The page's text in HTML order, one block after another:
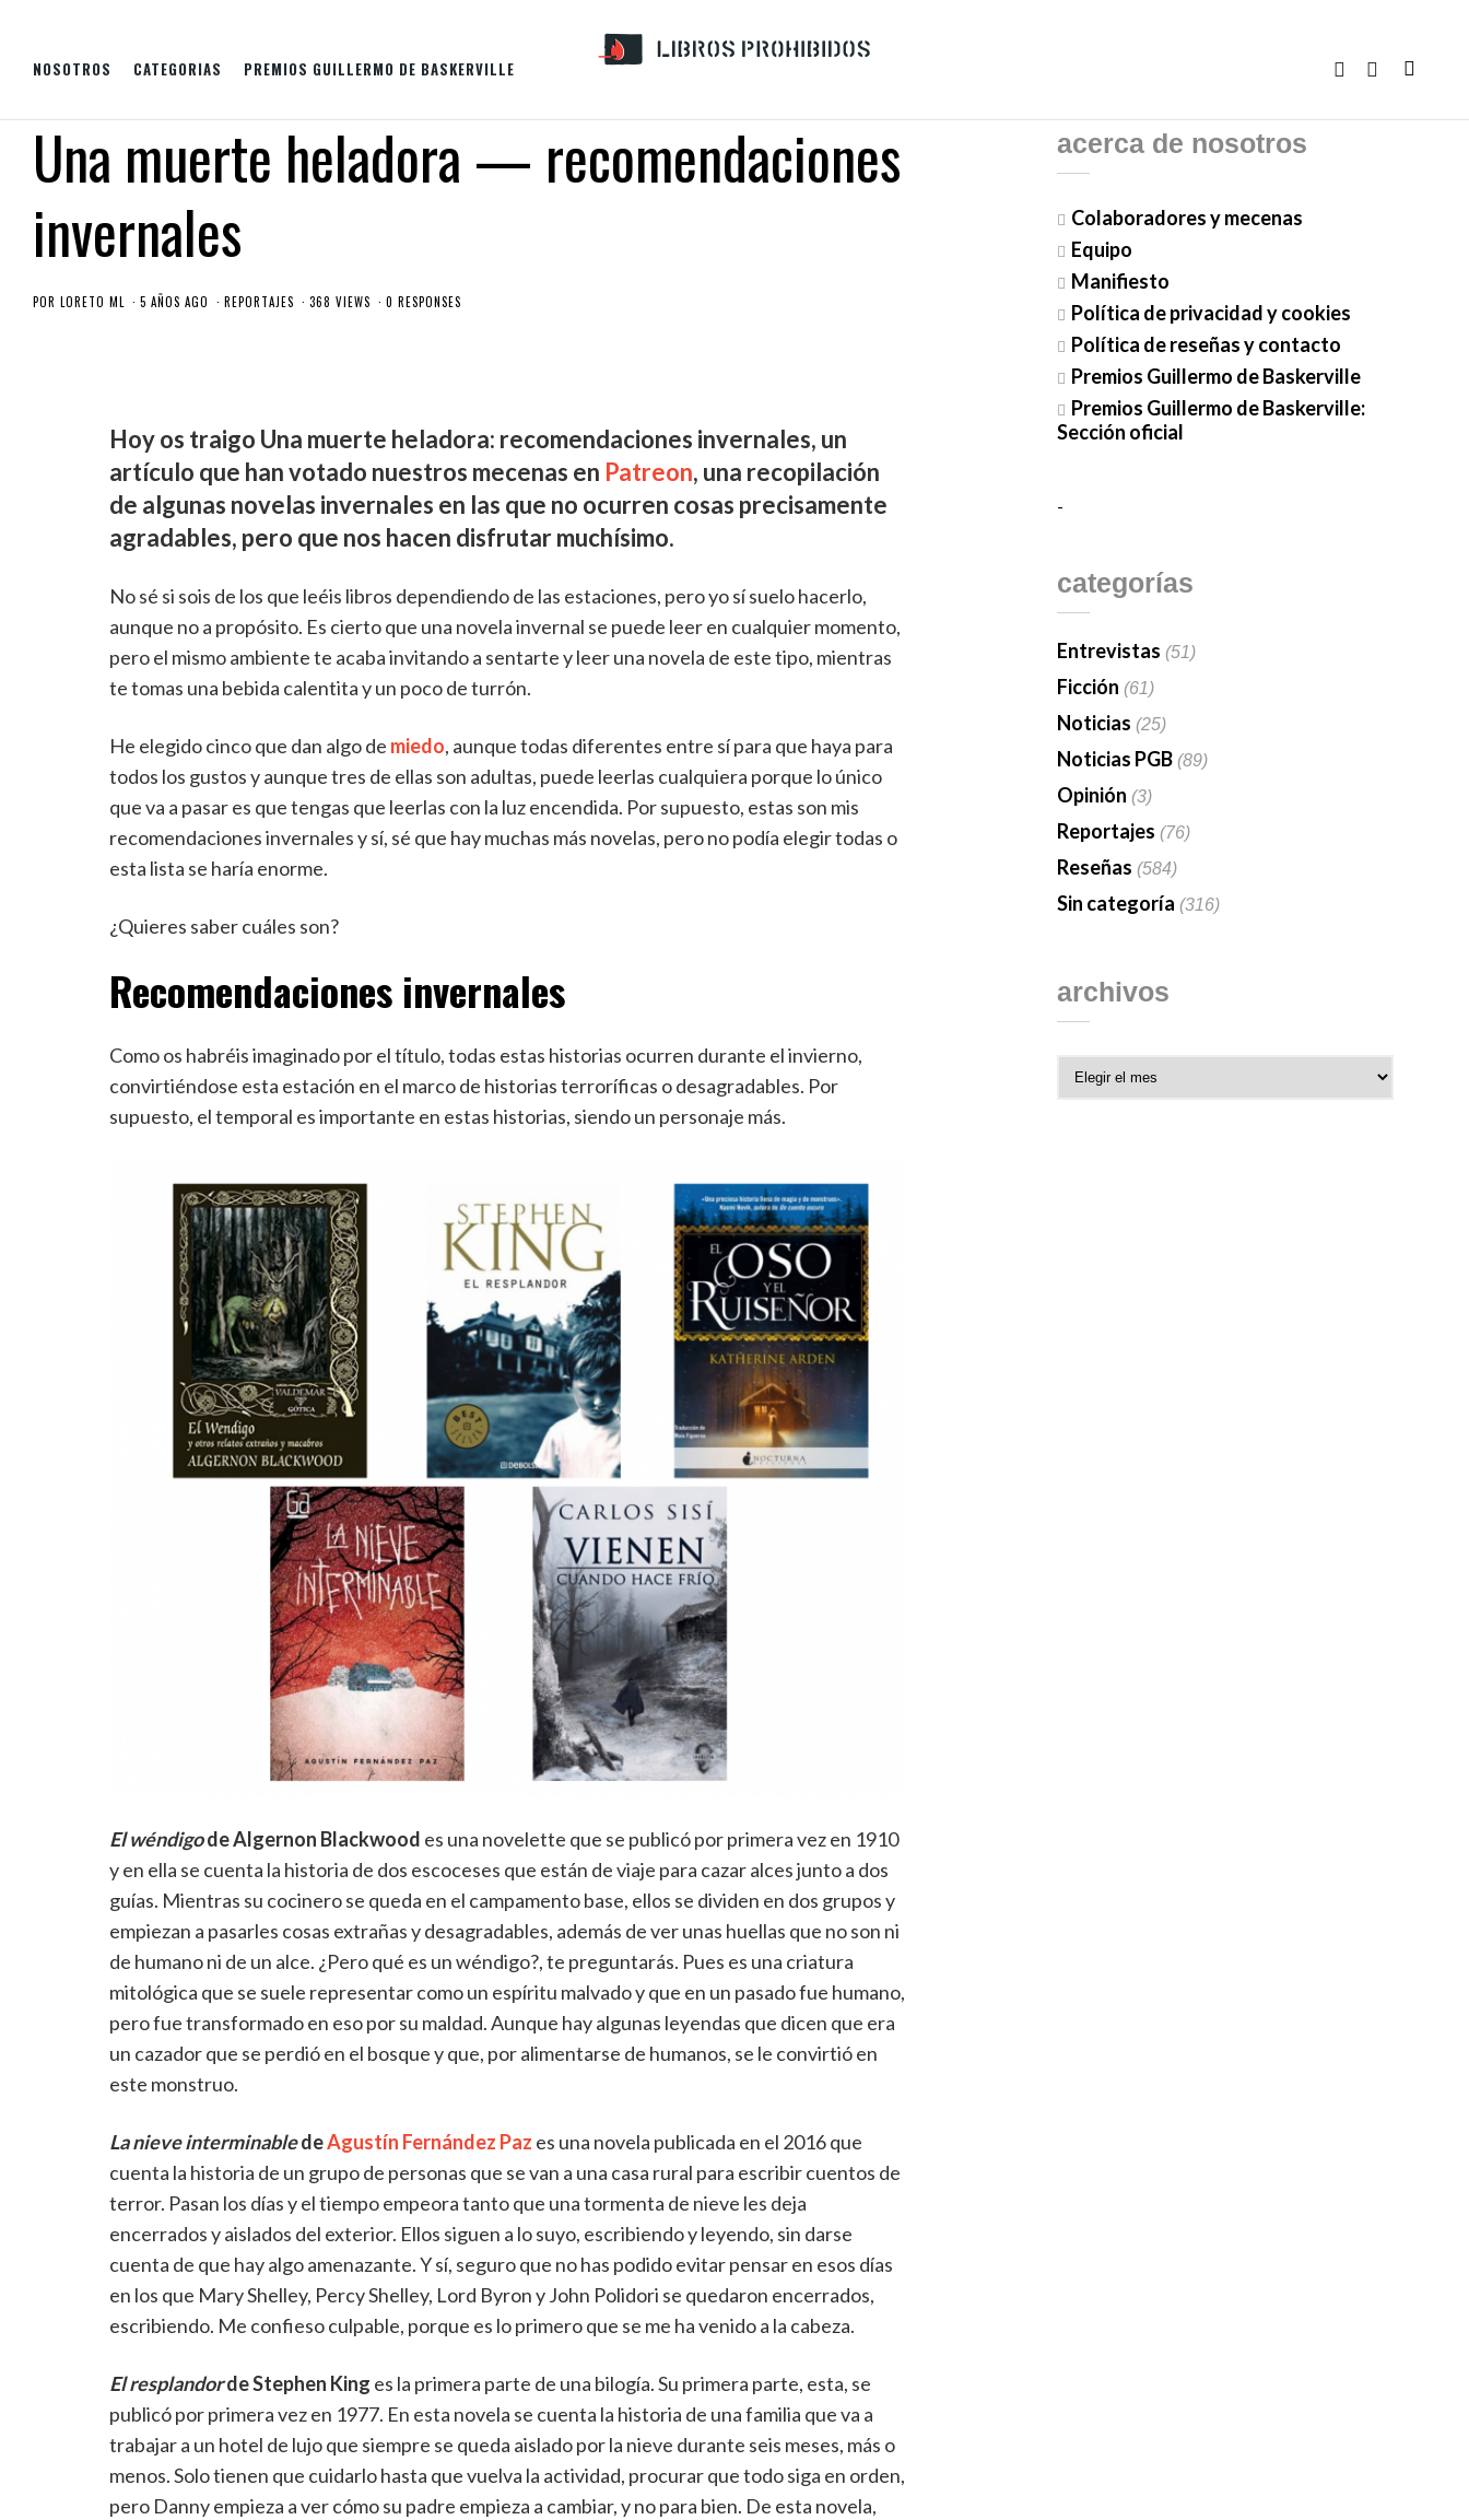
NOSOTROS CATEGORIAS PREMIOS GUILLERMO DE BASKERVILLE
Una muerte heladora — recomendaciones
invernales
POR LORETO ML 5 AÑOS AGO REPORTAJES 368 VIEWS 0 RESPONSES
Hoy os traigo Una muerte heladora: recomendaciones invernales, un
artículo que han votado nuestros mecenas en Patreon, una recopilación
de algunas novelas invernales en las que no ocurren cosas precisamente
agradables, pero que nos hacen disfrutar muchísimo.
No sé si sois de los que leéis libros dependiendo de las estaciones, pero yo sí suelo hacerlo,
aunque no a propósito. Es cierto que una novela invernal se puede leer en cualquier momento,
pero el mismo ambiente te acaba invitando a sentarte y leer una novela de este tipo, mientras
te tomas una bebida calentita y un poco de turrón.
He elegido cinco que dan algo de miedo, aunque todas diferentes entre sí para que haya para
todos los gustos y aunque tres de ellas son adultas, puede leerlas cualquiera porque lo único
que va a pasar es que tengas que leerlas con la luz encendida. Por supuesto, estas son mis
recomendaciones invernales y sí, sé que hay muchas más novelas, pero no podía elegir todas o
esta lista se haría enorme.
¿Quieres saber cuáles son?
Recomendaciones invernales
Como os habréis imaginado por el título, todas estas historias ocurren durante el invierno,
convirtiéndose esta estación en el marco de historias terroríficas o desagradables. Por
supuesto, el temporal es importante en estas historias, siendo un personaje más.
El wéndigo de Algernon Blackwood es una novelette que se publicó por primera vez en 1910
y en ella se cuenta la historia de dos escoceses que están de viaje para cazar alces junto a dos
guías. Mientras su cocinero se queda en el campamento base, ellos se dividen en dos grupos y
empiezan a pasarles cosas extrañas y desagradables, además de ver unas huellas que no son ni
de humano ni de un alce. ¿Pero qué es un wéndigo?, te preguntarás. Pues es una criatura
mitológica que se suele representar como un espíritu malvado y que en un pasado fue humano,
pero fue transformado en eso por su maldad. Aunque hay algunas leyendas que dicen que era
un cazador que se perdió en el bosque y que, por alimentarse de humanos, se le convirtió en
este monstruo.
La nieve interminabledeAgustín Fernández Paz es una novela publicada en el 2016 que
cuenta la historia de un grupo de personas que se van a una casa rural para escribir cuentos de
terror. Pasan los días y el tiempo empeora tanto que una tormenta de nieve les deja
encerrados y aislados del exterior. Ellos siguen a lo suyo, escribiendo y leyendo, sin darse
cuenta de que hay algo amenazante. Y sí, seguro que no has podido evitar pensar en esos días
en los que Mary Shelley, Percy Shelley, Lord Byron y John Polidori se quedaron encerrados,
escribiendo. Me confieso culpable, porque es lo primero que se me ha venido a la cabeza.
El resplandorde Stephen King es la primera parte de una bilogía. Su primera parte, esta, se
publicó por primera vez en 1977. En esta novela se cuenta la historia de una familia que va a
trabajar a un hotel de lujo que siempre se queda aislado por la nieve durante seis meses, más o
menos. Solo tienen que cuidarlo hasta que vuelva la actividad, procurar que todo siga en orden,
pero Danny empieza a ver cómo su padre empieza a cambiar, y no para bien. De esta novela,
acerca de nosotros
Colaboradores y mecenas
Equipo
Manifiesto
Política de privacidad y cookies
Política de reseñas y contacto
Premios Guillermo de Baskerville
Premios Guillermo de Baskerville:
Sección oficial
-
categorías
Entrevistas (51)
Ficción (61)
Noticias (25)
Noticias PGB (89)
Opinión (3)
Reportajes (76)
Reseñas (584)
Sin categoría (316)
archivos